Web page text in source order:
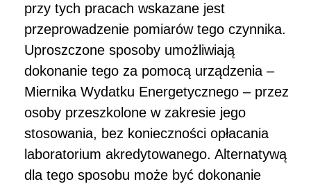
przy tych pracach wskazane jest
przeprowadzenie pomiarów tego czynnika.
Uproszczone sposoby umożliwiają
dokonanie tego za pomocą urządzenia –
Miernika Wydatku Energetycznego – przez
osoby przeszkolone w zakresie jego
stosowania, bez konieczności opłacania
laboratorium akredytowanego. Alternatywą
dla tego sposobu może być dokonanie